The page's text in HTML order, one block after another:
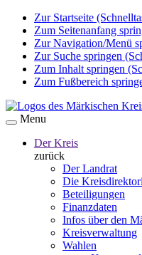
Zur Startseite
Zum Seitenanfang
Zur Navigation/Menü
Zur Suche springen
Zum Inhalt springen
Zum Fußbereich
Menu
Der Kreis
zurück
Der Landrat
Die
Beteiligungen
Finanzdaten
Infos über den
Kreisverwaltung
Wahlen